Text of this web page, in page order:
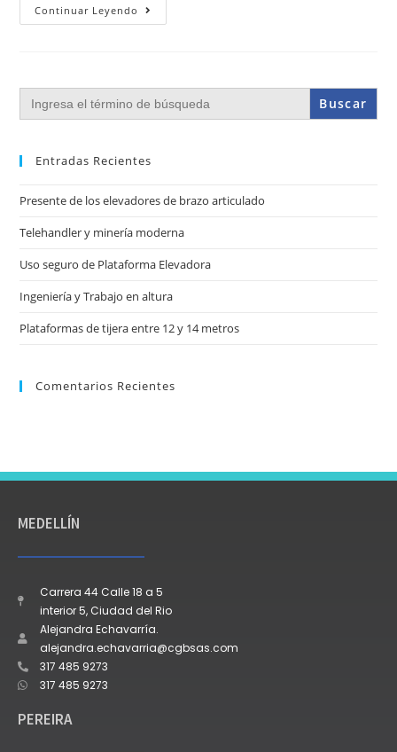
Continuar Leyendo
Buscar:
Entradas Recientes
Presente de los elevadores de brazo articulado
Telehandler y minería moderna
Uso seguro de Plataforma Elevadora
Ingeniería y Trabajo en altura
Plataformas de tijera entre 12 y 14 metros
Comentarios Recientes
MEDELLÍN
Carrera 44 Calle 18 a 5
interior 5, Ciudad del Rio
Alejandra Echavarría.
alejandra.echavarria@cgbsas.com
317 485 9273
317 485 9273
PEREIRA